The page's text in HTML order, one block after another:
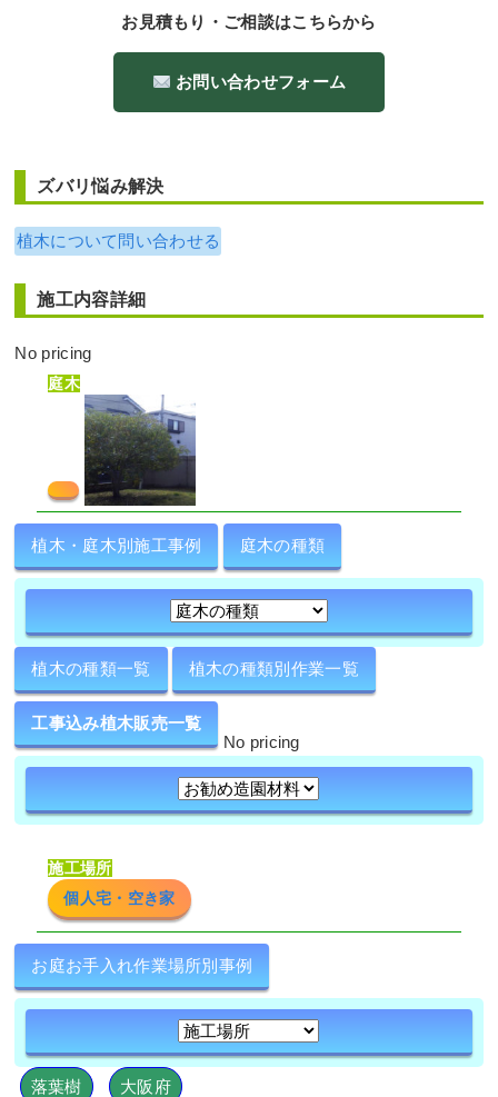
お見積もり・ご相談はこちらから
お問い合わせフォーム
ズバリ悩み解決
植木について問い合わせる
施工内容詳細
No pricing
庭木
植木・庭木別施工事例 庭木の種類
植木の種類一覧 植木の種類別作業一覧
工事込み植木販売一覧
No pricing
施工場所
個人宅・空き家
お庭お手入れ作業場所別事例
落葉樹
大阪府